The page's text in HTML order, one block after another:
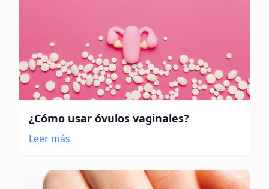
¿Cómo usar óvulos vaginales?
Leer más